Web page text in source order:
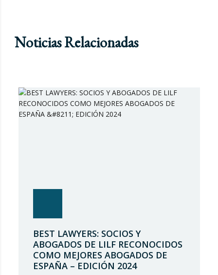
Noticias Relacionadas
BEST LAWYERS: SOCIOS Y
ABOGADOS DE LILF RECONOCIDOS
COMO MEJORES ABOGADOS DE
ESPAÑA – EDICIÓN 2024